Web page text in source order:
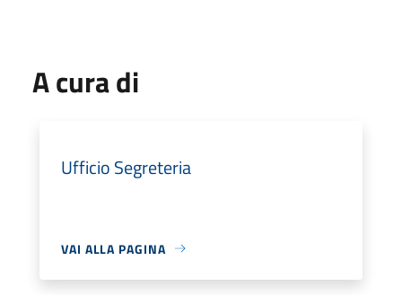
A cura di
Ufficio Segreteria
VAI ALLA PAGINA